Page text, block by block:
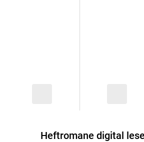
Heftromane digital